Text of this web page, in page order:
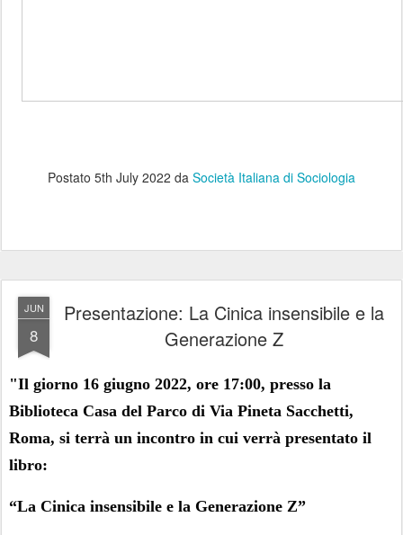
Postato 5th July 2022 da Società Italiana di Sociologia
JUN
8
Presentazione: La Cinica insensibile e la
Generazione Z
"Il giorno 16 giugno 2022, ore 17:00, presso la
Biblioteca Casa del Parco di Via Pineta Sacchetti,
Roma, si terrà un incontro in cui verrà presentato il
libro:
“La Cinica insensibile e la Generazione Z”